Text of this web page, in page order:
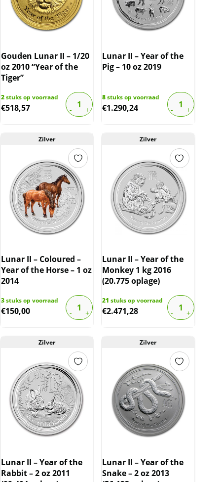
Gouden Lunar II – 1/20
oz 2010 “Year of the
Tiger”
2stuks op voorraad
€518,57
Lunar II – Year of the
Pig – 10 oz 2019
8stuks op voorraad
€1.290,24
Zilver
Lunar II – Coloured –
Year of the Horse – 1 oz
2014
3stuks op voorraad
€150,00
Zilver
Lunar II – Year of the
Monkey 1 kg 2016
(20.775 oplage)
21 stuks op voorraad
€2.471,28
Zilver
Lunar II – Year of the
Rabbit – 2 oz 2011
Zilver
Lunar II – Year of the
Snake – 2 oz 2013